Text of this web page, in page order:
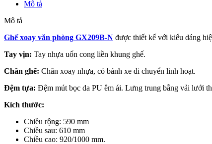
Mô tả
Mô tả
Ghế xoay văn phòng GX209B-N được thiết kế với kiểu dáng
Tay vịn: Tay nhựa uốn cong liền khung ghế.
Chân ghế: Chân xoay nhựa, có bánh xe di chuyển linh hoạt.
Đệm tựa: Đệm mút bọc da PU êm ái. Lưng trung bằng vải lưới
Kích thước:
Chiều rộng: 590 mm
Chiều sau: 610 mm
Chiều cao: 920/1000 mm.